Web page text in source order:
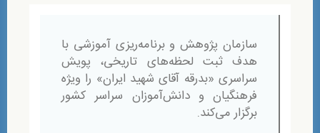
سازمان پژوهش و برنامه‌ریزی آموزشی با
هدف ثبت لحظه‌های تاریخی، پویش
سراسری «بدرقه آقای شهید ایران» را ویژه
فرهنگیان و دانش‌آموزان سراسر کشور
برگزار می‌کند.